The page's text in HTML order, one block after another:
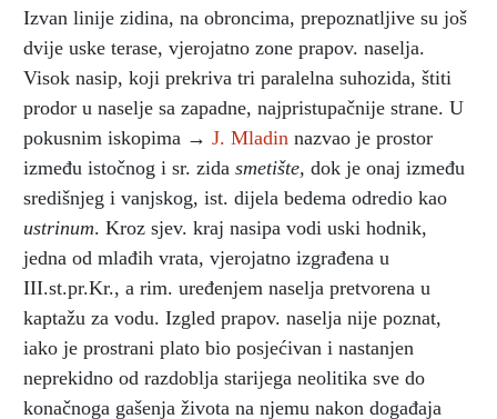
Izvan linije zidina, na obroncima, prepoznatljive su još
dvije uske terase, vjerojatno zone prapov. naselja.
Visok nasip, koji prekriva tri paralelna suhozida, štiti
prodor u naselje sa zapadne, najpristupačnije strane. U
pokusnim iskopima → J. Mladin nazvao je prostor
između istočnog i sr. zida smetište, dok je onaj između
središnjeg i vanjskog, ist. dijela bedema odredio kao
ustrinum. Kroz sjev. kraj nasipa vodi uski hodnik,
jedna od mlađih vrata, vjerojatno izgrađena u
III.st.pr.Kr., a rim. uređenjem naselja pretvorena u
kaptažu za vodu. Izgled prapov. naselja nije poznat,
iako je prostrani plato bio posjećivan i nastanjen
neprekidno od razdoblja starijega neolitika sve do
konačnoga gašenja života na njemu nakon događaja